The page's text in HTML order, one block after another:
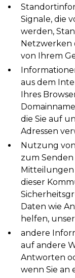
Signale, die
werden,
Netzwerken
von Ihrem
aus dem
Ihres
die Sie auf
Adressen
Nutzung
zum
Mitteilungen
dieser
Daten wie
helfen,
andere
auf andere
Antworten
wenn Sie an